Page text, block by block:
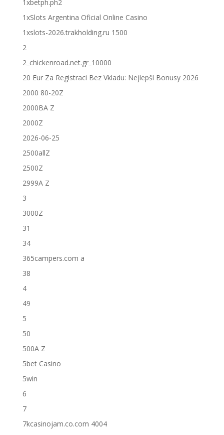
1xbetph.ph2
1xSlots Argentina Oficial Online Casino
1xslots-2026.trakholding.ru 1500
2
2_chickenroad.net.gr_10000
20 Eur Za Registraci Bez Vkladu: Nejlepší Bonusy 2026
2000 80-20Z
2000BA Z
2000Z
2026-06-25
2500allZ
2500Z
2999A Z
3
3000Z
31
34
365campers.com a
38
4
49
5
50
500A Z
5bet Casino
5win
6
7
7kcasinojam.co.com 4004